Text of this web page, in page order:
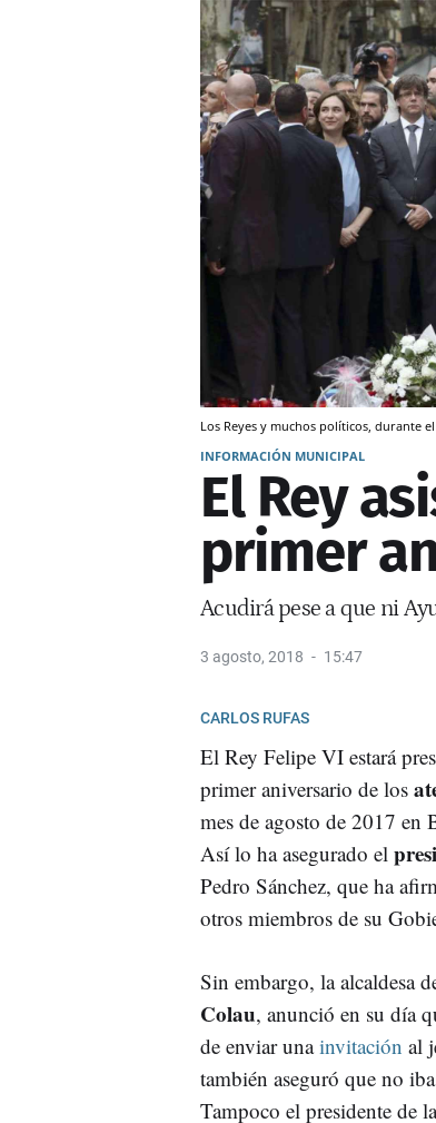
Los Reyes y muchos políticos, durante
INFORMACIÓN MUNICIPAL
El Rey
primer
Acudirá pese a que ni
3 agosto, 2018 15:47
CARLOS RUFAS
El Rey Felipe VI estará
primer aniversario de los
mes de agosto de 2017 en
Así lo ha asegurado el
Pedro Sánchez, que ha
otros miembros de su
Sin embargo, la alcaldesa
Colau, anunció en su día
de enviar unainvitación al
también aseguró que no
Tampoco el presidente de